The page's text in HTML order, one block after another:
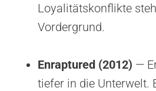
Loyalitätskonflikte
Vordergrund.
Enraptured (2012) —
tiefer in die Unterwelt.